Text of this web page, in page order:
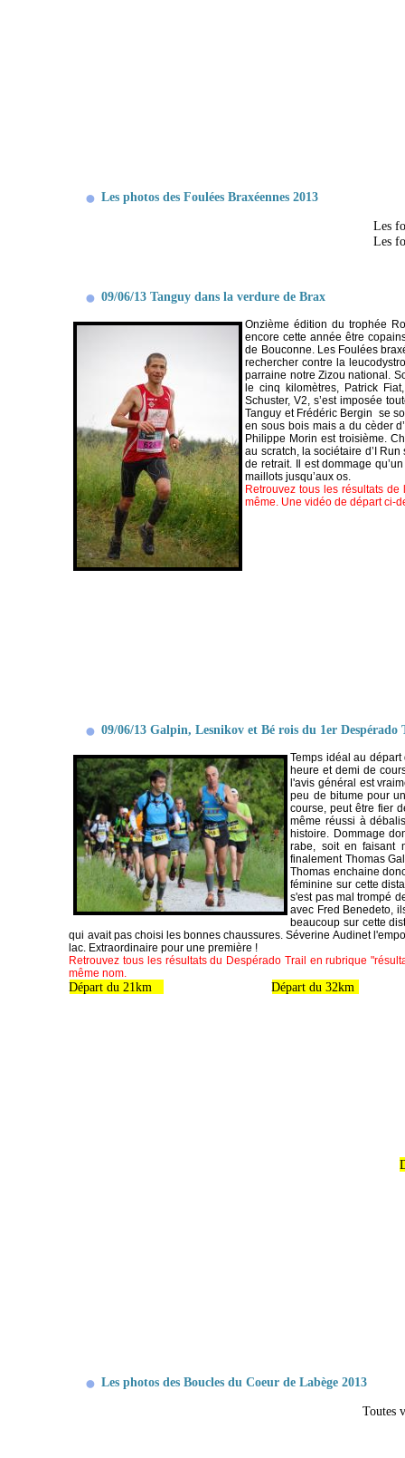
Les photos des Foulées Braxéennes 2013
Les
Les
09/06/13 Tanguy dans la verdure de Brax
Onzième édition du trophée
encore cette année être
de Bouconne. Les Foulées
rechercher contre la
parraine notre Zizou national.
le cinq kilomètres, Patrick
Schuster, V2, s’est imposée
Tanguy et Frédéric Bergin se
en sous bois mais a du cèder
Philippe Morin est troisième.
au scratch, la sociétaire d’I
de retrait. Il est dommage
maillots jusqu’aux os.
Retrouvez tous les résultats
même. Une vidéo de départ ci-
09/06/13 Galpin, Lesnikov et Bé rois du 1er Despérado
Temps idéal au
heure et demi de
l'avis général est
peu de bitume pour
course, peut être fier
même réussi à
histoire. Dommage
rabe, soit en faisant
finalement Thomas
Thomas enchaine
féminine sur cette
s'est pas mal trompé
avec Fred Benedeto,
beaucoup sur cette
qui avait pas choisi les bonnes chaussures. Séverine Audinet
lac. Extraordinaire pour une première !
Retrouvez tous les résultats du Despérado Trail en rubrique
même nom.
Départ du 21km Départ du 32km
Les photos des Boucles du Coeur de Labège 2013
Toutes